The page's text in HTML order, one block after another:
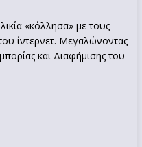
«κόλλησα» με τους
ίντερνετ. Μεγαλώνοντας
και Διαφήμισης του